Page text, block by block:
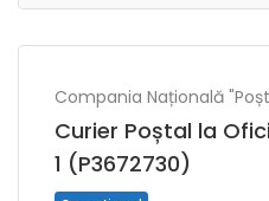
Operațional
Compania Națională
Curier Poștal la
1 (P3672730)